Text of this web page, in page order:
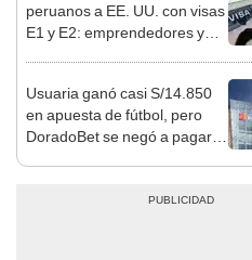
peruanos a EE. UU. con visas
E1 y E2: emprendedores y
Usuaria ganó casi S/14.850
en apuesta de fútbol, pero
DoradoBet se negó a pagar: